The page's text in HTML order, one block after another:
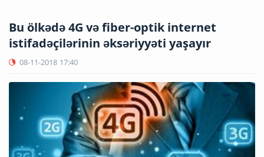
Bu ölkədə 4G və fiber-optik internet
istifadəçilərinin əksəriyyəti yaşayır
08-11-2018 17:40